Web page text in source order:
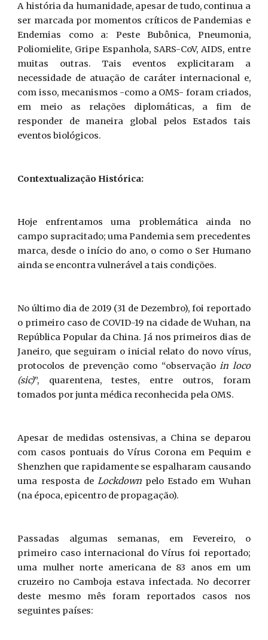
A história da humanidade, apesar de tudo, continua a
ser marcada por momentos críticos de Pandemias e
Endemias como a: Peste Bubônica, Pneumonia,
Poliomielite, Gripe Espanhola, SARS-CoV, AIDS, entre
muitas outras. Tais eventos explicitaram a
necessidade de atuação de caráter internacional e,
com isso, mecanismos -como a OMS- foram criados,
em meio as relações diplomáticas, a fim de
responder de maneira global pelos Estados tais
eventos biológicos.
Contextualização Histórica:
Hoje enfrentamos uma problemática ainda no
campo supracitado; uma Pandemia sem precedentes
marca, desde o início do ano, o como o Ser Humano
ainda se encontra vulnerável a tais condições.
No último dia de 2019 (31 de Dezembro), foi reportado
o primeiro caso de COVID-19 na cidade de Wuhan, na
República Popular da China. Já nos primeiros dias de
Janeiro, que seguiram o inicial relato do novo vírus,
protocolos de prevenção como “observaçãoin loco
(sic)”, quarentena, testes, entre outros, foram
tomados por junta médica reconhecida pela OMS.
Apesar de medidas ostensivas, a China se deparou
com casos pontuais do Vírus Corona em Pequim e
Shenzhen que rapidamente se espalharam causando
uma resposta de Lockdown pelo Estado em Wuhan
(na época, epicentro de propagação).
Passadas algumas semanas, em Fevereiro, o
primeiro caso internacional do Vírus foi reportado;
uma mulher norte americana de 83 anos em um
cruzeiro no Camboja estava infectada. No decorrer
deste mesmo mês foram reportados casos nos
seguintes países: